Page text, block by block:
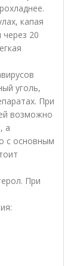
капая
20
уголь,
При
возможно
а
с основным
При